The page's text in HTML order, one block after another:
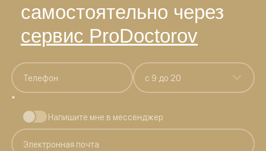
самостоятельно через
сервис ProDoctorov
*
c 9 до 20
Напишите мне в мессенджер